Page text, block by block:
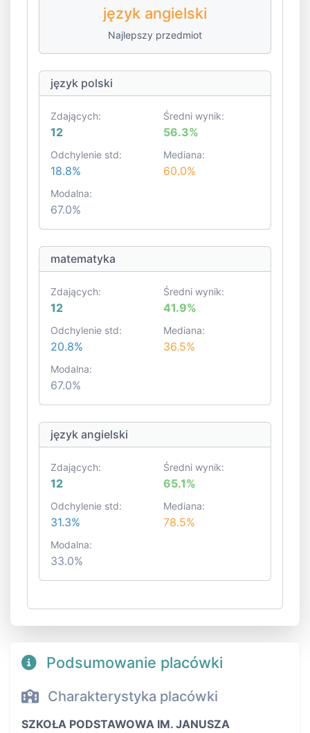
język angielski
Najlepszy przedmiot
język polski
Zdających:
12
Średni wynik:
56.3%
Odchylenie std:
18.8%
Mediana:
60.0%
Modalna:
67.0%
matematyka
Zdających:
12
Średni wynik:
41.9%
Odchylenie std:
20.8%
Mediana:
36.5%
Modalna:
67.0%
język angielski
Zdających:
12
Średni wynik:
65.1%
Odchylenie std:
31.3%
Mediana:
78.5%
Modalna:
33.0%
Podsumowanie placówki
Charakterystyka placówki
SZKOŁA PODSTAWOWA IM. JANUSZA